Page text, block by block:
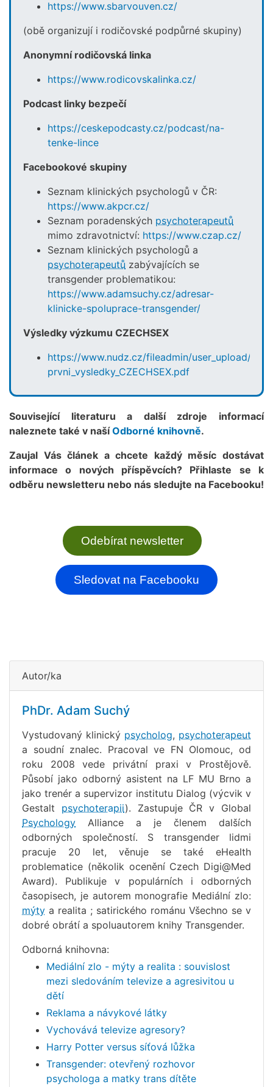
https://www.sbarvouven.cz/
(obě organizují i rodičovské podpůrné skupiny)
Anonymní rodičovská linka
https://www.rodicovskalinka.cz/
Podcast linky bezpečí
https://ceskepodcasty.cz/podcast/na-
tenke-lince
Facebookové skupiny
Seznam klinických psychologů v ČR:
https://www.akpcr.cz/
Seznam poradenských psychoterapeutů
mimo zdravotnictví: https://www.czap.cz/
Seznam klinických psychologů a
psychoterapeutů zabývajících se
transgender problematikou:
https://www.adamsuchy.cz/adresar-
klinicke-spoluprace-transgender/
Výsledky výzkumu CZECHSEX
https://www.nudz.cz/fileadmin/user_upload/
prvni_vysledky_CZECHSEX.pdf
Související literaturu a další zdroje informací
naleznete také v našíOdborné knihovně.
Zaujal Vás článek a chcete každý měsíc dostávat
informace o nových příspěvcích? Přihlaste se k
odběru newsletteru nebo nás sledujte na Facebooku!
Odebírat newsletter
Sledovat na Facebooku
Autor/ka
PhDr. Adam Suchý
Vystudovaný klinický psycholog, psychoterapeut
a soudní znalec. Pracoval ve FN Olomouc, od
roku 2008 vede privátní praxi v Prostějově.
Působí jako odborný asistent na LF MU Brno a
jako trenér a supervizor institutu Dialog (výcvik v
Gestalt psychoterapii). Zastupuje ČR v Global
Psychology Alliance a je členem dalších
odborných společností. S transgender lidmi
pracuje 20 let, věnuje se také eHealth
problematice (několik ocenění Czech Digi@Med
Award). Publikuje v populárních i odborných
časopisech, je autorem monografie Mediální zlo:
mýty a realita ; satirického románu Všechno se v
dobré obrátí a spoluautorem knihy Transgender.
Odborná knihovna:
Mediální zlo - mýty a realita : souvislost
mezi sledováním televize a agresivitou u
dětí
Reklama a návykové látky
Vychovává televize agresory?
Harry Potter versus síťová lůžka
Transgender: otevřený rozhovor
psychologa a matky trans dítěte